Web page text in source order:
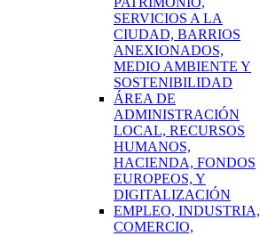
SERVICIOS A LA
CIUDAD, BARRIOS
ANEXIONADOS,
MEDIO AMBIENTE Y
SOSTENIBILIDAD
ÁREA DE
ADMINISTRACIÓN
LOCAL, RECURSOS
HUMANOS,
HACIENDA, FONDOS
EUROPEOS, Y
DIGITALIZACIÓN
EMPLEO, INDUSTRIA,
COMERCIO,